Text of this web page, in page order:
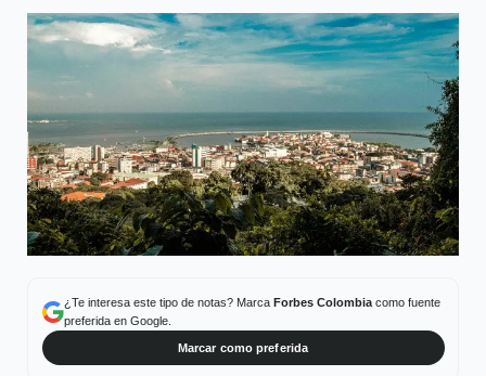
¿Te interesa este tipo de notas? Marca Forbes Colombiacomo fuente
preferida en Google.
Marcar como preferida